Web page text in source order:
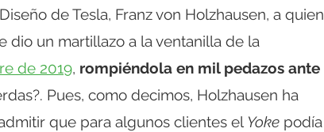
de Tesla, Franz von Holzhausen, a quien
un martillazo a la ventanilla de la
de 2019, rompiéndola en mil pedazos ante
Pues, como decimos, Holzhausen ha
que para algunos clientes el Yoke podía